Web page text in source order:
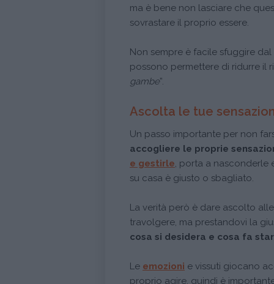
ma è bene non lasciare che
sovrastare il proprio essere.
Non sempre è facile sfuggire
possono permettere di ridurre il
gambe”.
Ascolta le tue
Un passo importante per non
accogliere le proprie
e gestirle, porta a nasconderle
su casa è giusto o sbagliato.
La verità però è dare ascolto
travolgere, ma prestandovi la
cosa si desidera e cosa fa
Le emozioni e vissuti giocano
proprio agire, quindi è